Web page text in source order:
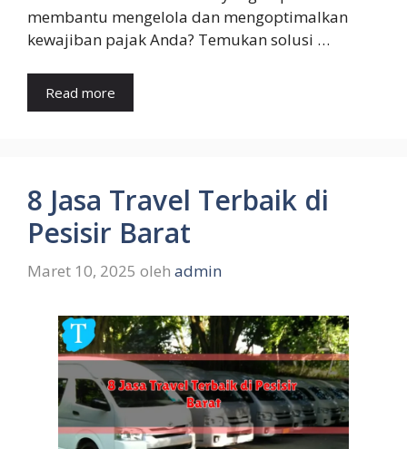
membantu mengelola dan mengoptimalkan
kewajiban pajak Anda? Temukan solusi …
Read more
8 Jasa Travel Terbaik di
Pesisir Barat
Maret 10, 2025 oleh admin